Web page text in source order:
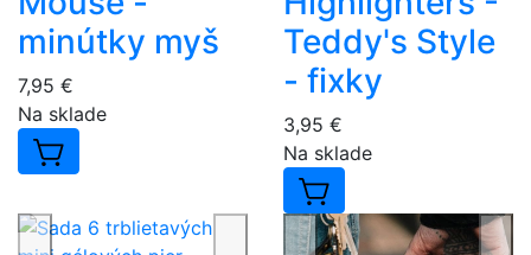
minútky myš
7,95 €
Na sklade
Teddy's Style
- fixky
3,95 €
Na sklade